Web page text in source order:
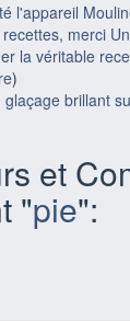
l'appareil
merci
la véritable
)
brillant
et
"pie":